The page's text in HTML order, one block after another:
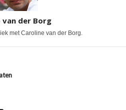
van der Borg
met Caroline van der Borg.